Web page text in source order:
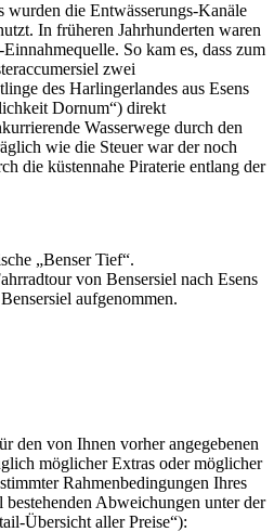
wurden die Entwässerungs-Kanäle
In früheren Jahrhunderten waren
So kam es, dass zum
zwei
des Harlingerlandes aus Esens
Dornum“) direkt
Wasserwege durch den
wie die Steuer war der noch
die küstennahe Piraterie entlang der
„Benser Tief“.
von Bensersiel nach Esens
aufgenommen.
den von Ihnen vorher angegebenen
möglicher Extras oder möglicher
Rahmenbedingungen Ihres
Abweichungen unter der
Übersicht aller Preise“):